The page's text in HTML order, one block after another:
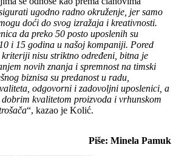
ugodno radno okruženje, jer samo
doći do svog izražaja i kreativnosti.
da preko 50 posto uposlenih su
i 15 godina u našoj kompaniji. Pored
nisu striktno određeni, bitna je
novih znanja i spremnost na timski
biznisa su predanost u radu,
odgovorni i zadovoljni uposlenici, a
kvalitetom proizvoda i vrhunskom
“, kazao je Kolić.
Piše: Minela Pamuk